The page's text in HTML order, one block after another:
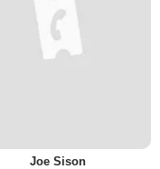
Joe Sison